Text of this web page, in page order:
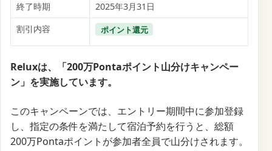
終了時期
2025年3月31日
割引内容
ポイント還元
Reluxは、「200万Pontaポイント山分けキャンペー
ン」を実施しています。
このキャンペーンでは、エントリー期間中に参加登録
し、指定の条件を満たして宿泊予約を行うと、総額
200万Pontaポイントが参加者全員で山分けされます。